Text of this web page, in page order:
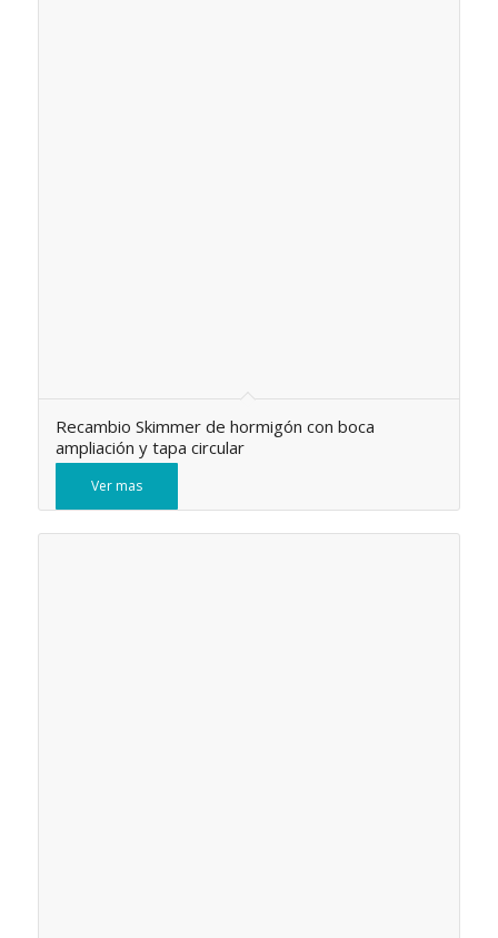
Recambio Skimmer de hormigón con boca
ampliación y tapa circular
Ver mas